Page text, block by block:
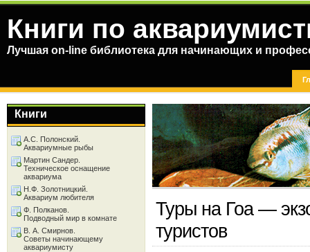
Книги по
Лучшая on-line библиотека для начинающих и
Туры на Гоа —
туристов
Книги
А.С. Полонский.
Аквариумные рыбы
Мартин Сандер.
Техническое оснащение
аквариума
Н.Ф. Золотницкий.
Аквариум любителя
Ф. Полканов.
Подводный мир в комнате
В. А. Смирнов.
Советы начинающему
аквариумисту